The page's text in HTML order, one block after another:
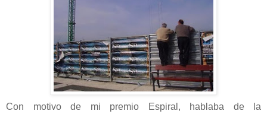
Con motivo de mi premio Espiral, hablaba de la